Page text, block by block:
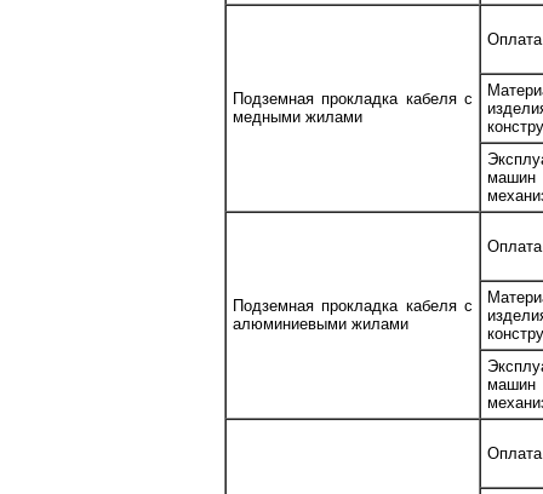
Подземная прокладка кабеля с
медными жилами
Подземная прокладка кабеля с
алюминиевыми жилами